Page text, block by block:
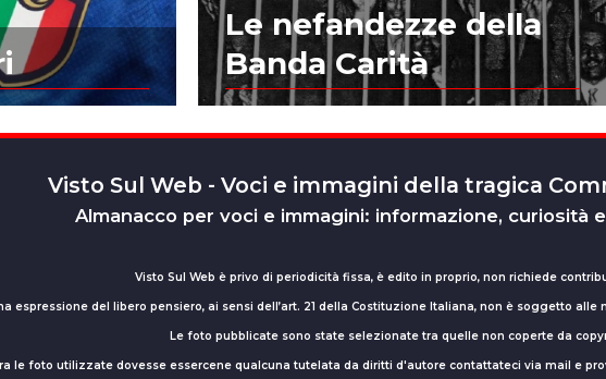
Le nefandezze della
Banda Carità
Visto Sul Web - Voci e immagini della tragica
Almanacco per voci e immagini: informazione, curiosità
Visto Sul Web è privo di periodicità fissa, è edito in proprio, non richiede
espressione del libero pensiero, ai sensi dell’art. 21 della Costituzione Italiana, non è soggetto
Le foto pubblicate sono state selezionate tra quelle non coperte da
le foto utilizzate dovesse essercene qualcuna tutelata da diritti d'autore contattateci via mail e